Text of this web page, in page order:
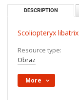
DESCRIPTION
Scoliopteryx libatrix
Resource type:
Obraz
More